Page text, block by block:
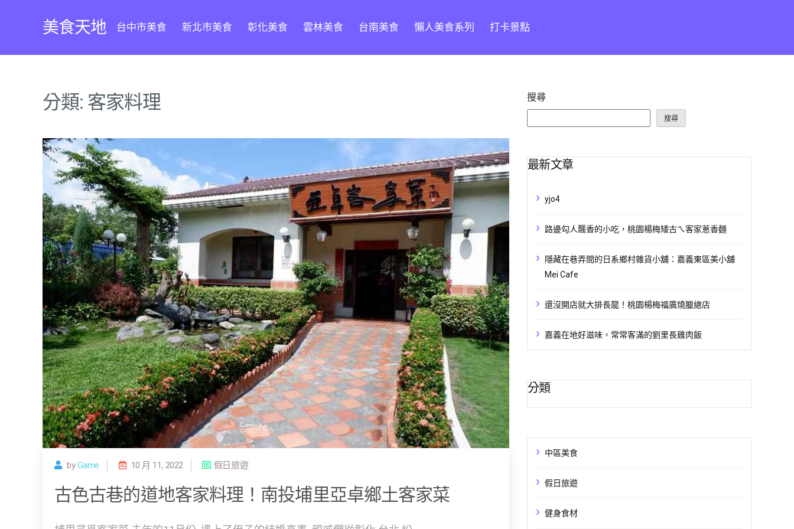
美食天地 台中市美食 新北市美食 彰化美食 雲林美食 台南美食 懶人美食系列 打卡景點
分類: 客家料理
byGame 10 月 11, 2022 假日旅遊
古色古巷的道地客家料理！南投埔里亞卓鄉土客家菜
搜尋
搜尋
最新文章
yjo4
路邊勾人飄香的小吃，桃園楊梅矮古ㄟ客家蔥香麵
隱藏在巷弄間的日系鄉村雜貨小舖：嘉義東區美小舖
Mei Cafe
還沒開店就大排長龍！桃園楊梅福廣燒臘總店
嘉義在地好滋味，常常客滿的劉里長雞肉飯
分類
中區美食
假日旅遊
健身食材